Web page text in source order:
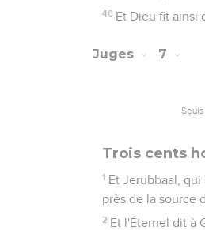
40 Et Dieu fit ainsi
Juges 7
Trois cents
1 Et Jerubbaal,
près de la source
2 Et l'Éternel dit à